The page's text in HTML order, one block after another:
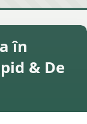
în
& De